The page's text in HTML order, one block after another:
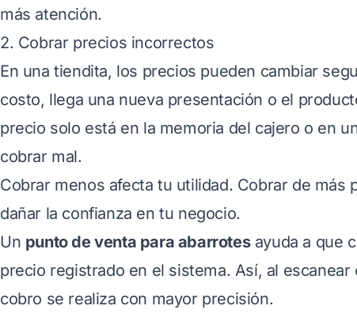
más atención.
2. Cobrar precios incorrectos
En una tiendita, los precios pueden cambiar
costo, llega una nueva presentación o el
precio solo está en la memoria del cajero o en
cobrar mal.
Cobrar menos afecta tu utilidad. Cobrar de más
dañar la confianza en tu negocio.
Un punto de venta para abarrotesayuda a que
precio registrado en el sistema. Así, al
cobro se realiza con mayor precisión.